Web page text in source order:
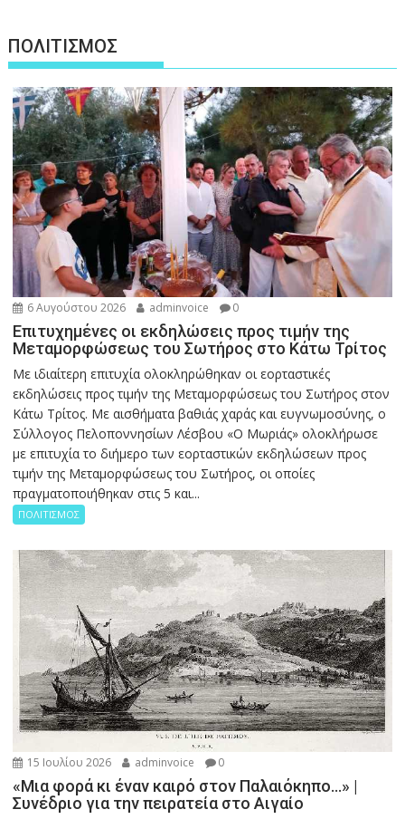
ΠΟΛΙΤΙΣΜΟΣ
6 Αυγούστου 2026 adminvoice 0
Επιτυχημένες οι εκδηλώσεις προς τιμήν της
Μεταμορφώσεως του Σωτήρος στο Κάτω Τρίτος
Με ιδιαίτερη επιτυχία ολοκληρώθηκαν οι εορταστικές
εκδηλώσεις προς τιμήν της Μεταμορφώσεως του Σωτήρος στον
Κάτω Τρίτος. Με αισθήματα βαθιάς χαράς και ευγνωμοσύνης, ο
Σύλλογος Πελοποννησίων Λέσβου «Ο Μωριάς» ολοκλήρωσε
με επιτυχία το διήμερο των εορταστικών εκδηλώσεων προς
τιμήν της Μεταμορφώσεως του Σωτήρος, οι οποίες
πραγματοποιήθηκαν στις 5 και...
ΠΟΛΙΤΙΣΜΟΣ
15 Ιουλίου 2026 adminvoice 0
«Μια φορά κι έναν καιρό στον Παλαιόκηπο…» |
Συνέδριο για την πειρατεία στο Αιγαίο